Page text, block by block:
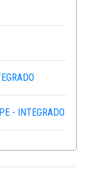
- INTEGRADO